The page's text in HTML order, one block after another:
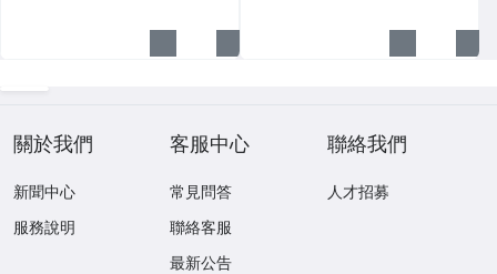
關於我們
新聞中心
服務說明
客服中心
常見問答
聯絡客服
最新公告
聯絡我們
人才招募